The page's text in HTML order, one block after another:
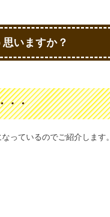
いますか？
・・
っているのでご紹介します。